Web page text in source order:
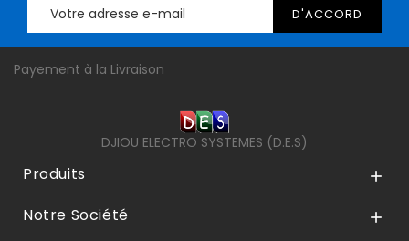
Payement à la Livraison
DJIOU ELECTRO SYSTEMES (D.E.S)
Produits 
Notre Société 